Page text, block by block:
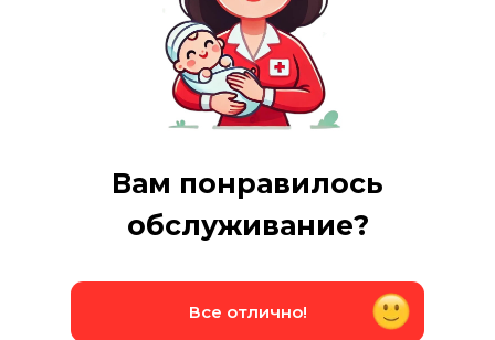
Все отлично!
Вам понравилось
обслуживание?